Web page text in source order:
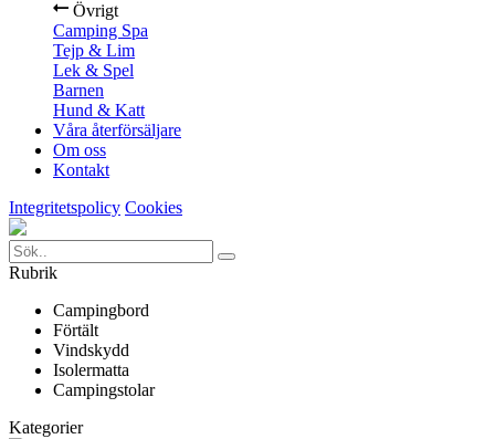
Övrigt
Camping Spa
Tejp & Lim
Lek & Spel
Barnen
Hund & Katt
Våra återförsäljare
Om oss
Kontakt
Integritetspolicy Cookies
Rubrik
Campingbord
Förtält
Vindskydd
Isolermatta
Campingstolar
Kategorier